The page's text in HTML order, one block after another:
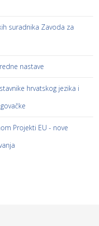
suradnika Zavoda za
nastave
hrvatskog jezika i
Projekti EU - nove